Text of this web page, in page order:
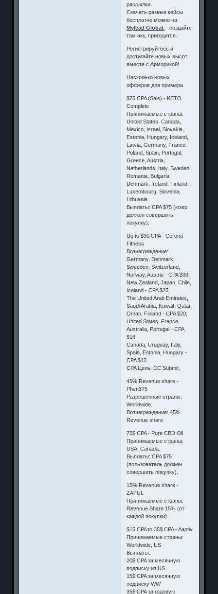
рассылки.
Скачать разные кейсы
бесплатно можно на
Mylead Global. - создайте
там акк, пригодится.
Регистрируйтесь и
достигайте новых высот
вместе с Арморикой!
Несколько новых
офферов для примера
$75 CPA (Sale) - KETO
Complete
Принимаемые страны:
United States, Canada,
Mexico, Israel, Slovakia,
Estonia, Hungary, Iceland,
Latvia, Germany, France,
Poland, Spain, Portugal,
Greece, Austria,
Netherlands, Italy, Sweden,
Romania, Bulgaria,
Denmark, Ireland, Finland,
Luxembourg, Slovenia,
Lithuania.
Выплаты: CPA $75 (юзер
должен совершить
покупку).
Up to $30 CPA - Corona
Fitness
Вознаграждение:
Germany, Denmark,
Sweeden, Switzerland,
Norway, Austria - CPA $30;
New Zealand, Japan, Chile,
Iceland - CPA $25;
The United Arab Emirates,
Saudi Arabia, Kuwait, Qatar,
Oman, Finland - CPA $20;
United States, France,
Australia, Portugal - CPA
$16;
Canada, Uruguay, Italy,
Spain, Estonia, Hungary -
CPA $12.
CPA Цель: CC Submit.
45% Revenue share -
Phen375
Разрешенные страны:
Worldwide.
Вознаграждение: 45%
Revenue share
75$ CPA - Pure CBD Oil
Принимаемые страны:
USA, Canada.
Выплаты: CPA $75
(пользователь должен
совершить покупку).
15% Revenue share -
ZAFUL
Принимаемые страны:
Revenue Share 15% (от
каждой покупки).
$15 CPA to 35$ CPA - Aaptiv
Принимаемые страны:
Worldwide, US
Выплаты:
20$ CPA за месячную
подписку из US
15$ CPA за месячную
подписку WW
35$ CPA за годовую